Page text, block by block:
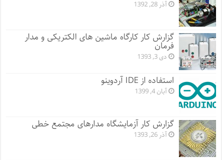
آذر 28, 1392
گزارش کار کارگاه ماشین های الکتریکی و مدار
فرمان
دی 3, 1393
استفاده از IDE آردوینو
آبان 4, 1399
گزارش کار آزمایشگاه مدارهای مجتمع خطی
آذر 26, 1393